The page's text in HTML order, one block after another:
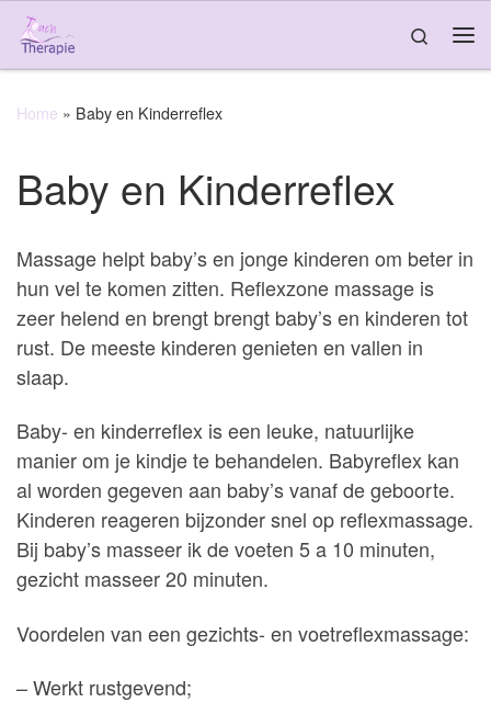
Skip to content
Search
Home » Baby en Kinderreflex
Baby en Kinderreflex
Massage helpt baby’s en jonge kinderen om beter in
hun vel te komen zitten. Reflexzone massage is
zeer helend en brengt brengt baby’s en kinderen tot
rust. De meeste kinderen genieten en vallen in
slaap.
Baby- en kinderreflex is een leuke, natuurlijke
manier om je kindje te behandelen. Babyreflex kan
al worden gegeven aan baby’s vanaf de geboorte.
Kinderen reageren bijzonder snel op reflexmassage.
Bij baby’s masseer ik de voeten 5 a 10 minuten,
gezicht masseer 20 minuten.
Voordelen van een gezichts- en voetreflexmassage:
– Werkt rustgevend;